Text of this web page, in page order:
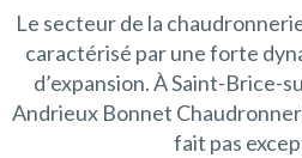
Le secteur de la
caractérisé par une forte
d’expansion. À Saint-Brice-
Andrieux Bonnet
fait pas